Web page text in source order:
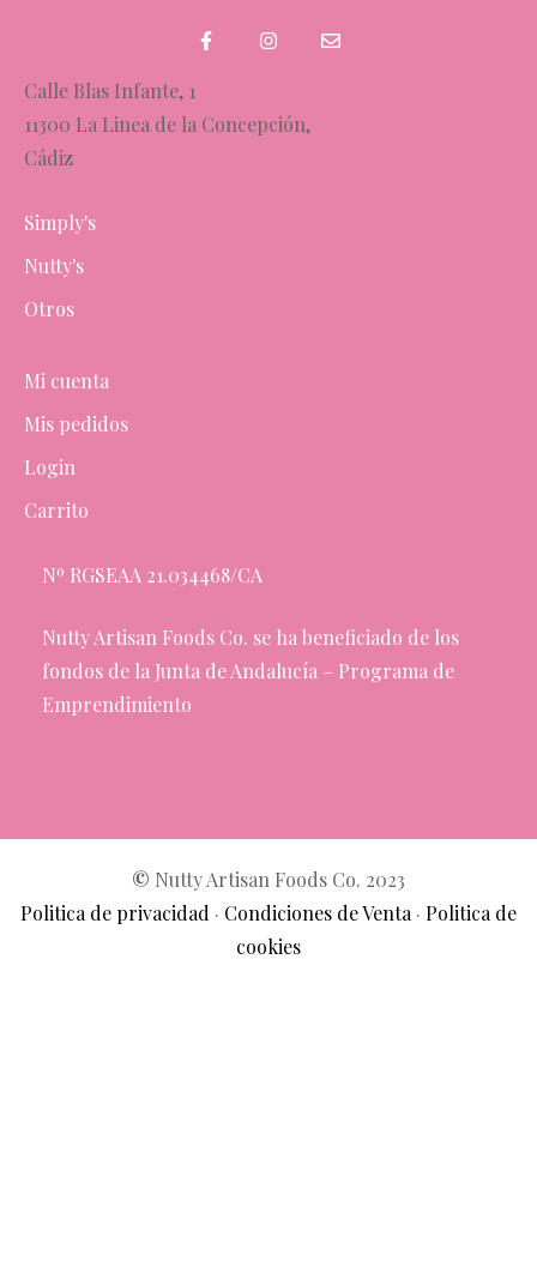
Calle Blas Infante, 1
11300 La Linea de la Concepción,
Cádiz
Simply's
Nutty's
Otros
Mi cuenta
Mis pedidos
Login
Carrito
Nº RGSEAA 21.034468/CA
Nutty Artisan Foods Co. se ha beneficiado de los
fondos de la Junta de Andalucía – Programa de
Emprendimiento
© Nutty Artisan Foods Co. 2023
Politica de privacidad · Condiciones de Venta · Politica de
cookies